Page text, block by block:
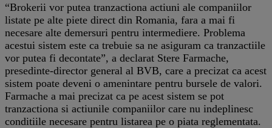
“Brokerii vor putea tranzactiona actiuni ale companiilor
listate pe alte piete direct din Romania, fara a mai fi
necesare alte demersuri pentru intermediere. Problema
acestui sistem este ca trebuie sa ne asiguram ca tranzactiile
vor putea fi decontate”, a declarat Stere Farmache,
presedinte-director general al BVB, care a precizat ca acest
sistem poate deveni o amenintare pentru bursele de valori.
Farmache a mai precizat ca pe acest sistem se pot
tranzactiona si actiunile companiilor care nu indeplinesc
conditiile necesare pentru listarea pe o piata reglementata.